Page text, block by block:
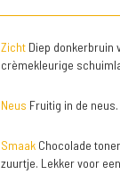
ZichtDiep donkerbruin
crèmekleurige
Neus Fruitig in de
SmaakChocolade
zuurtje. Lekker voor